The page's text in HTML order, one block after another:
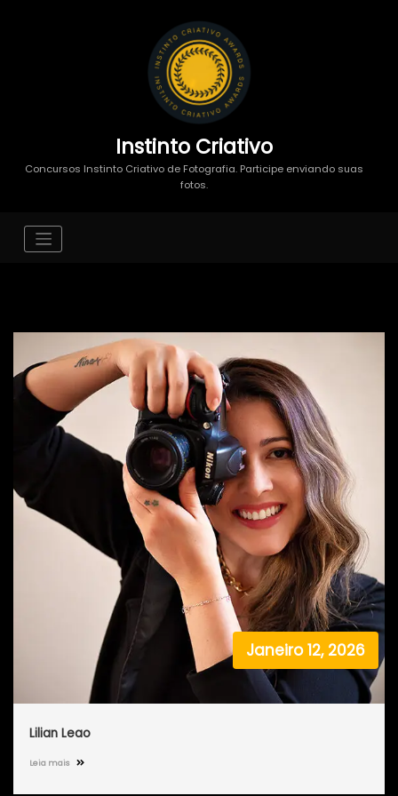
Instinto Criativo
Concursos Instinto Criativo de Fotografia. Participe enviando suas
fotos.
Janeiro 12, 2026
Lilian Leao
Leia mais